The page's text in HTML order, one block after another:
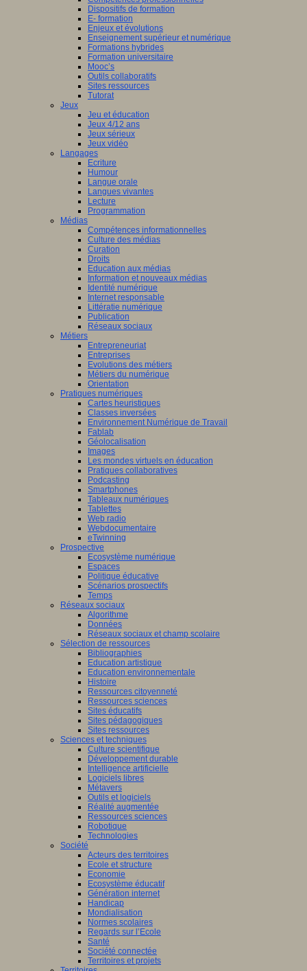
Dispositifs de formation
E- formation
Enjeux et évolutions
Enseignement supérieur et numérique
Formations hybrides
Formation universitaire
Mooc’s
Outils collaboratifs
Sites ressources
Tutorat
Jeux
Jeu et éducation
Jeux 4/12 ans
Jeux sérieux
Jeux vidéo
Langages
Ecriture
Humour
Langue orale
Langues vivantes
Lecture
Programmation
Médias
Compétences informationnelles
Culture des médias
Curation
Droits
Education aux médias
Information et nouveaux médias
Identité numérique
Internet responsable
Littératie numérique
Publication
Réseaux sociaux
Métiers
Entrepreneuriat
Entreprises
Evolutions des métiers
Métiers du numérique
Orientation
Pratiques numériques
Cartes heuristiques
Classes inversées
Environnement Numérique de Travail
Fablab
Géolocalisation
Images
Les mondes virtuels en éducation
Pratiques collaboratives
Podcasting
Smartphones
Tableaux numériques
Tablettes
Web radio
Webdocumentaire
eTwinning
Prospective
Ecosystème numérique
Espaces
Politique éducative
Scénarios prospectifs
Temps
Réseaux sociaux
Algorithme
Données
Réseaux sociaux et champ scolaire
Sélection de ressources
Bibliographies
Education artistique
Education environnementale
Histoire
Ressources citoyenneté
Ressources sciences
Sites éducatifs
Sites pédagogiques
Sites ressources
Sciences et techniques
Culture scientifique
Développement durable
Intelligence artificielle
Logiciels libres
Métavers
Outils et logiciels
Réalité augmentée
Ressources sciences
Robotique
Technologies
Société
Acteurs des territoires
Ecole et structure
Economie
Ecosystème éducatif
Génération internet
Handicap
Mondialisation
Normes scolaires
Regards sur l’Ecole
Santé
Société connectée
Territoires et projets